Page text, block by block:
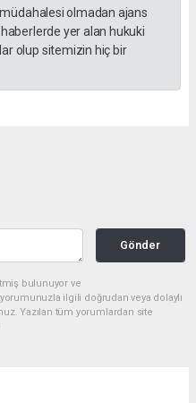
olmadan ajans
yer alan hukuki
olup sitemizin hiç bir
Gönder
bulunuyor ve
ilgili doğrudan veya dolaylı
Yazılan tüm yorumlardan site